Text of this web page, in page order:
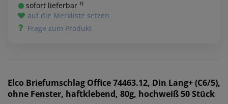
sofort lieferbar ¹⁾
auf die Merkliste setzen
Frage zum Produkt
Elco Briefumschlag Office 74463.12, Din Lang+ (C6/5),
ohne Fenster, haftklebend, 80g, hochweiß 50 Stück